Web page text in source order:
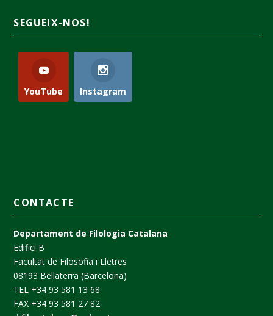
SEGUEIX-NOS!
YouTube Instagram
CONTACTE
Departament de Filologia Catalana
Edifici B
Facultat de Filosofia i Lletres
08193 Bellaterra (Barcelona)
TEL +34 93 581 13 68
FAX +34 93 581 27 82